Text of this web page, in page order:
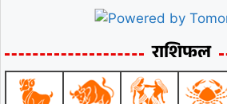
राशिफल